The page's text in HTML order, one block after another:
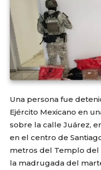
Una persona fue
Ejército Mexicano en
sobre la calle Juárez,
en el centro de
metros del Templo del
la madrugada del